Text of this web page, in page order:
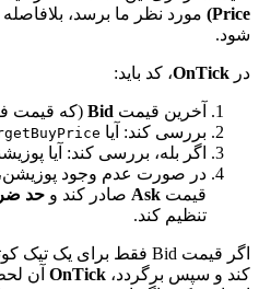
Price) مورد نظر ما برسد،
شود.
در OnTick، کد باید:
آخرین قیمت Bid (که قیمت
بررسی کند: آیا
اگر بله، بررسی کند: آیا
در صورت عدم وجود پوزیشن،
قیمت Ask صادر کند و حد
تنظیم کند.
اگر قیمت Bid فقط برای یک تیک کوتاه از
کند و سپس برگردد، OnTick آن